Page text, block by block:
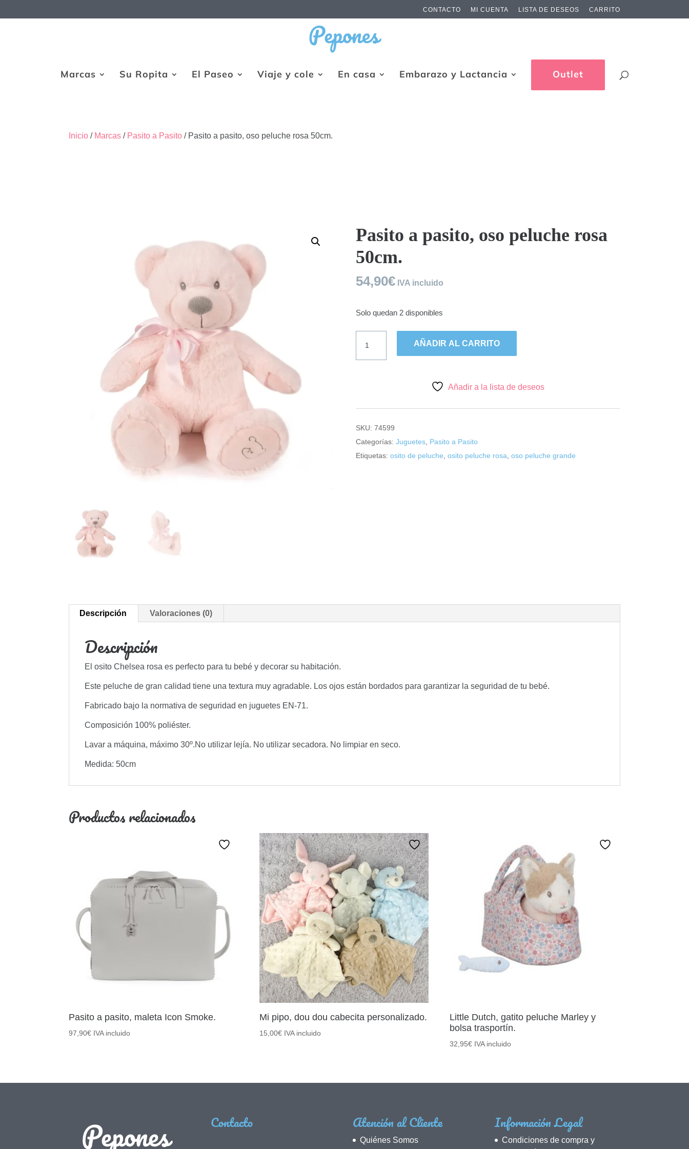
CONTACTO MI CUENTA LISTA DE DESEOS CARRITO
Marcas Su Ropita El Paseo Viaje y cole En casa Embarazo y Lactancia Outlet
Inicio / Marcas / Pasito a Pasito / Pasito a pasito, oso peluche rosa 50cm.
Pasito a pasito, oso peluche rosa
50cm.
54,90€ IVA incluido
Solo quedan 2 disponibles
pasito,
AÑADIR AL CARRITO
Añadir a la lista de deseos
SKU: 74599
Categorías: Juguetes, Pasito a Pasito
Etiquetas: osito de peluche osito peluche rosa oso peluche grande
Descripción Valoraciones (0)
Descripción
El osito Chelsea rosa es perfecto para tu bebé y decorar su habitación.
Este peluche de gran calidad tiene una textura muy agradable. Los ojos están bordados para garantizar la seguridad de tu bebé.
Fabricado bajo la normativa de seguridad en juguetes EN-71.
Composición 100% poliéster.
Lavar a máquina, máximo 30º.No utilizar lejía. No utilizar secadora. No limpiar en seco.
Medida: 50cm
Productos relacionados
Pasito a pasito, maleta Icon Smoke.
97,90€ IVA incluido
Mi pipo, dou dou cabecita personalizado.
15,00€ IVA incluido
Little Dutch, gatito peluche Marley y
bolsa trasportín.
32,95€ IVA incluido
Contacto Atención al Cliente
Quiénes Somos
Información Legal
Condiciones de compra y